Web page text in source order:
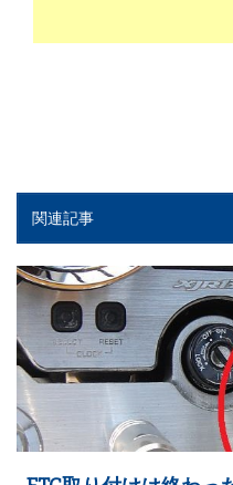
関連記事